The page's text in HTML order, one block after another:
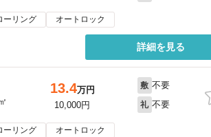
ーリング オートロック
詳細を見る
13.4万円
10,000円
敷 不要
礼 不要
ーリング オートロック